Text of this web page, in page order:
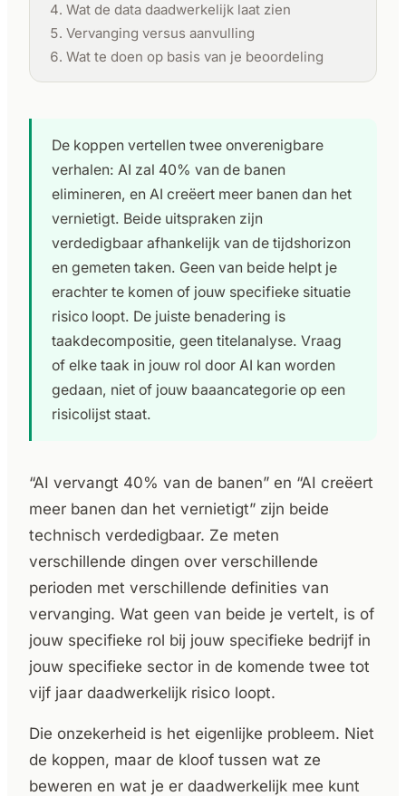
Wat de data daadwerkelijk laat zien
Vervanging versus aanvulling
Wat te doen op basis van je beoordeling
De koppen vertellen twee onverenigbare
verhalen: AI zal 40% van de banen
elimineren, en AI creëert meer banen dan het
vernietigt. Beide uitspraken zijn
verdedigbaar afhankelijk van de tijdshorizon
en gemeten taken. Geen van beide helpt je
erachter te komen of jouw specifieke situatie
risico loopt. De juiste benadering is
taakdecompositie, geen titelanalyse. Vraag
of elke taak in jouw rol door AI kan worden
gedaan, niet of jouw baaancategorie op een
risicolijst staat.
“AI vervangt 40% van de banen” en “AI creëert
meer banen dan het vernietigt” zijn beide
technisch verdedigbaar. Ze meten
verschillende dingen over verschillende
perioden met verschillende definities van
vervanging. Wat geen van beide je vertelt, is of
jouw specifieke rol bij jouw specifieke bedrijf in
jouw specifieke sector in de komende twee tot
vijf jaar daadwerkelijk risico loopt.
Die onzekerheid is het eigenlijke probleem. Niet
de koppen, maar de kloof tussen wat ze
beweren en wat je er daadwerkelijk mee kunt